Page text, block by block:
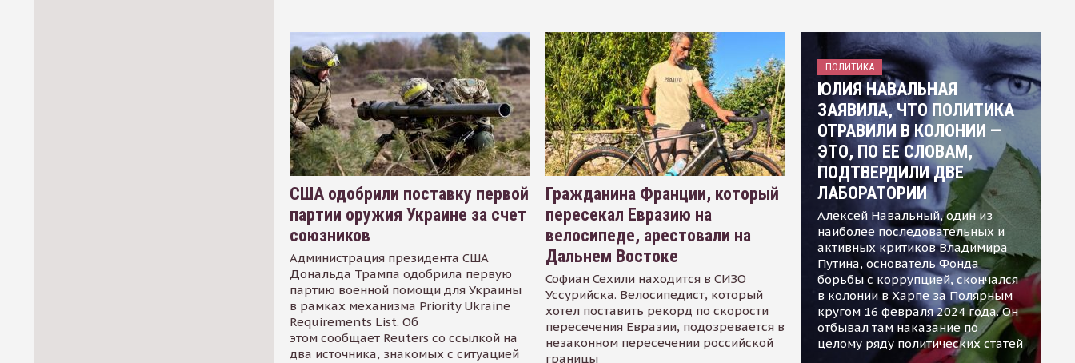
США одобрили поставку первой
партии оружия Украине за счет
союзников
Администрация президента США
Дональда Трампа одобрила первую
партию военной помощи для Украины
в рамках механизма Priority Ukraine
Requirements List. Об
этом сообщает Reuters со ссылкой на
два источника, знакомых с ситуацией
Гражданина Франции, который
пересекал Евразию на
велосипеде, арестовали на
Дальнем Востоке
Софиан Сехили находится в СИЗО
Уссурийска. Велосипедист, который
хотел поставить рекорд по скорости
пересечения Евразии, подозревается в
незаконном пересечении российской
границы
ПОЛИТИКА
ЮЛИЯ НАВАЛЬНАЯ
ЗАЯВИЛА, ЧТО ПОЛИТИКА
ОТРАВИЛИ В КОЛОНИИ —
ЭТО, ПО ЕЕ СЛОВАМ,
ПОДТВЕРДИЛИ ДВЕ
ЛАБОРАТОРИИ
Алексей Навальный, один из
наиболее последовательных и
активных критиков Владимира
Путина, основатель Фонда
борьбы с коррупцией, скончался
в колонии в Харпе за Полярным
кругом 16 февраля 2024 года. Он
отбывал там наказание по
целому ряду политических статей